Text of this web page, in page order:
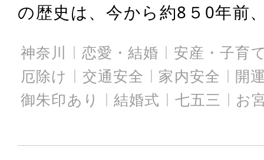
の歴史は、今から約8５0年前
神奈川 恋愛・結婚
安産・子育
厄除け
交通安全 家内安全
開
御朱印あり
結婚式 七五三 お